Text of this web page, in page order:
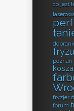
co jest
poznań
fryzjer
forum